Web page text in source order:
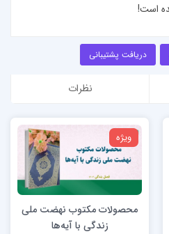
است!
دریافت پشتیبانی
نظرات
ویژه
محصولات مکتوب نهضت ملی
زندگی با آیه‌ها